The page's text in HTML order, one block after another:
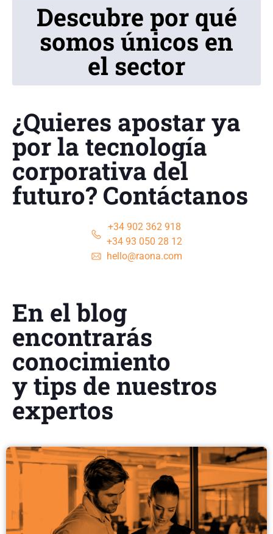
Descubre por qué
somos únicos en
el sector
¿Quieres apostar ya
por la tecnología
corporativa del
futuro? Contáctanos
+34 902 362 918
+34 93 050 28 12
hello@raona.com
En el blog
encontrarás
conocimiento
y tips de nuestros
expertos